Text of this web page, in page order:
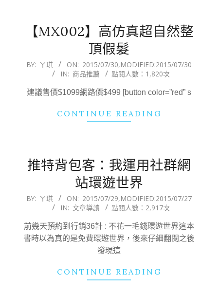
【MX002】高仿真超自然整
頂假髮
2015-
30
BY: ㄚ琪 ON: 2015/07/30,MODIFIED:2015/07/30
IN: 商品推薦 點閱人數：1,820次
建議售價$1099網路價$499 [button color=”red” s
CONTINUE READING
推特背包客：我運用社群網
站環遊世界
2015-
29
BY: ㄚ琪 ON: 2015/07/29,MODIFIED:2015/07/27
IN: 文章導讀 點閱人數：2,917次
前幾天預約到行銷36計 : 不花一毛錢環遊世界這本
書時以為真的是免費環遊世界，後來仔細翻閱之後
發現這
CONTINUE READING